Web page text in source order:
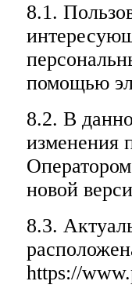
8.1.
помощью
8.2. В
изменения
новой
8.3.
https://